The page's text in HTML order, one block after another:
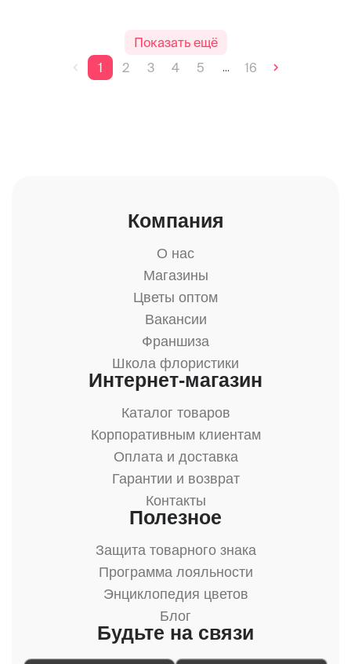
Показать ещё
1
2 3 4 5 ... 16
Компания
О нас
Магазины
Цветы оптом
Вакансии
Франшиза
Школа флористики
Интернет-магазин
Каталог товаров
Корпоративным клиентам
Оплата и доставка
Гарантии и возврат
Контакты
Полезное
Защита товарного знака
Программа лояльности
Энциклопедия цветов
Блог
Будьте на связи